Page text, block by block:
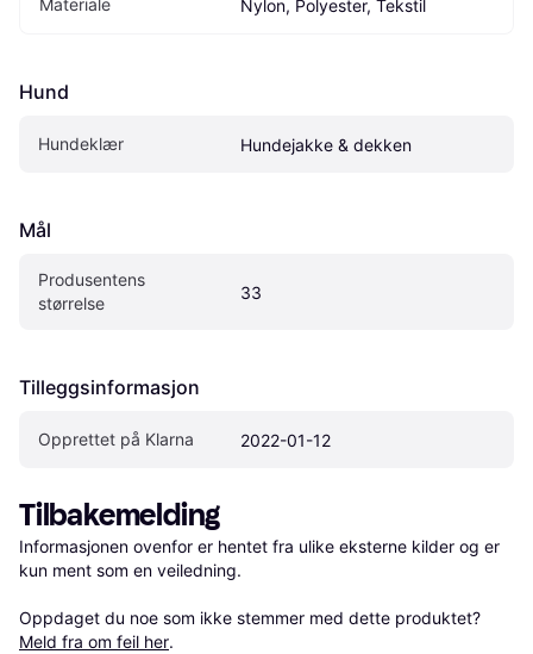
Nylon, Polyester, Tekstil
Hund
Hundeklær Hundejakke & dekken
Mål
Produsentens
størrelse
33
Tilleggsinformasjon
Opprettet på Klarna 2022-01-12
Tilbakemelding
Informasjonen ovenfor er hentet fra ulike eksterne kilder og er
kun ment som en veiledning.
Oppdaget du noe som ikke stemmer med dette produktet?
Meld fra om feil her.